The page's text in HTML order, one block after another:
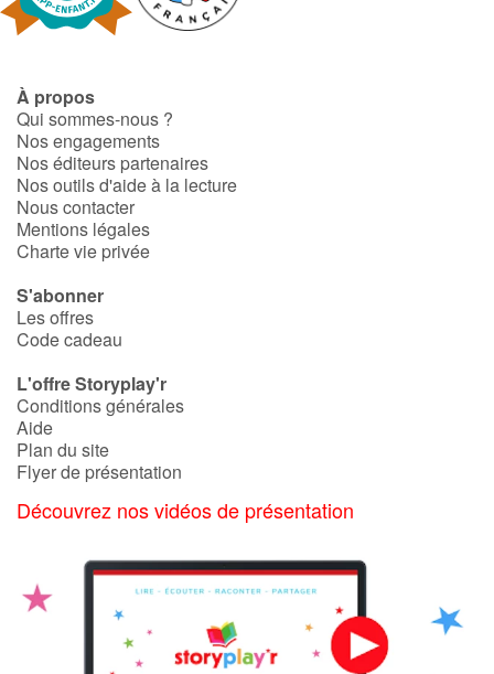
Coups de coeur
À propos
Qui sommes-nous ?
Nos engagements
Nos éditeurs partenaires
Nos outils d'aide à la lecture
Nous contacter
Mentions légales
Charte vie privée
S'abonner
Les offres
Code cadeau
L'offre Storyplay'r
Conditions générales
Aide
Plan du site
Flyer de présentation
Découvrez nos vidéos de présentation